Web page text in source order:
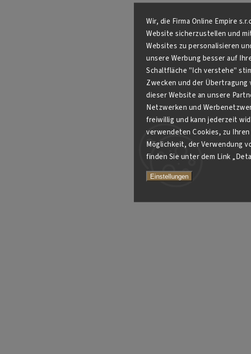
Wir, die Firma Online Empire
Website sicherzustellen und
Websites zu personalisieren
unsere Werbung besser auf
Schaltfläche "Ich verstehe"
Zwecken und der
dieser Website an unsere
Netzwerken und
freiwillig und kann jederzeit
verwendeten Cookies, zu
Möglichkeit, der Verwendung
finden Sie unter dem Link
Einstellungen